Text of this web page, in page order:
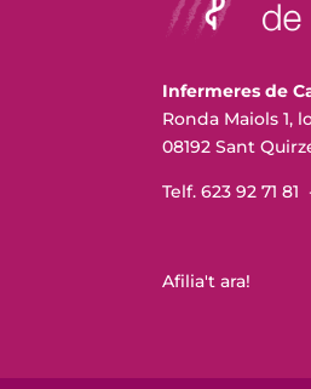
Infermeres de
Ronda Maiols 1,
08192 Sant
Telf. 623 92 71 81
Afilia't ara!